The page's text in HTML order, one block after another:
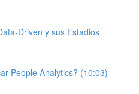
Driven y sus Estadios
People Analytics? (10:03)